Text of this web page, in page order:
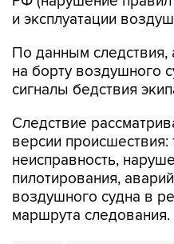
и эксплуатации
По данным
на борту воздушного
сигналы бедствия
Следствие
версии происшествия:
неисправность,
пилотирования,
воздушного судна в
маршрута следования.